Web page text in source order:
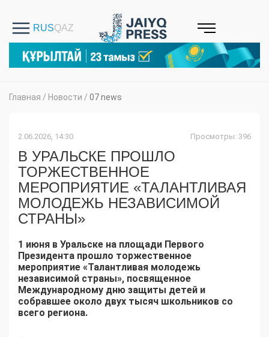
Главная / Новости / 07 news
2.06.2026, 14:30 Просмотры: 396
В УРАЛЬСКЕ ПРОШЛО
ТОРЖЕСТВЕННОЕ
МЕРОПРИЯТИЕ «ТАЛАНТЛИВАЯ
МОЛОДЕЖЬ НЕЗАВИСИМОЙ
СТРАНЫ»
1 июня в Уральске на площади Первого
Президента прошло торжественное
мероприятие «Талантливая молодежь
независимой страны», посвященное
Международному дню защиты детей и
собравшее около двух тысяч школьников со
всего региона.